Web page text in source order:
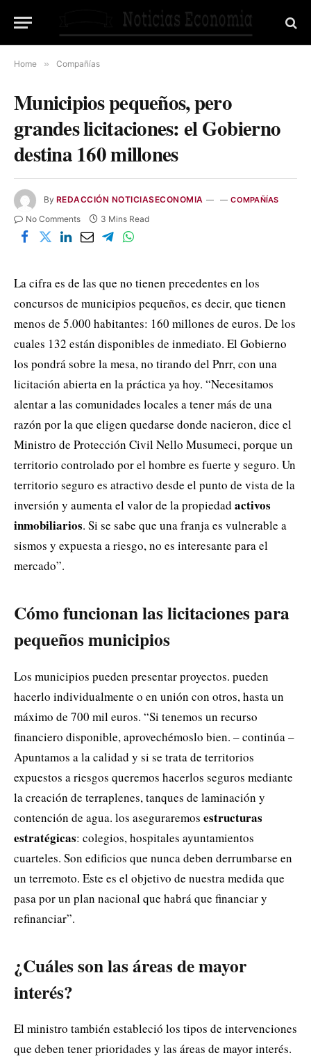
Home » Compañías
Municipios pequeños, pero
grandes licitaciones: el Gobierno
destina 160 millones
By REDACCIÓN NOTICIASECONOMIA COMPAÑÍAS
No Comments 3 Mins Read
La cifra es de las que no tienen precedentes en los
concursos de municipios pequeños, es decir, que tienen
menos de 5.000 habitantes: 160 millones de euros. De los
cuales 132 están disponibles de inmediato. El Gobierno
los pondrá sobre la mesa, no tirando del Pnrr, con una
licitación abierta en la práctica ya hoy. “Necesitamos
alentar a las comunidades locales a tener más de una
razón por la que eligen quedarse donde nacieron, dice el
Ministro de Protección Civil Nello Musumeci, porque un
territorio controlado por el hombre es fuerte y seguro. Un
territorio seguro es atractivo desde el punto de vista de la
inversión y aumenta el valor de la propiedad activos
inmobiliarios. Si se sabe que una franja es vulnerable a
sismos y expuesta a riesgo, no es interesante para el
mercado”.
Cómo funcionan las licitaciones para
pequeños municipios
Los municipios pueden presentar proyectos. pueden
hacerlo individualmente o en unión con otros, hasta un
máximo de 700 mil euros. “Si tenemos un recurso
financiero disponible, aprovechémoslo bien. – continúa –
Apuntamos a la calidad y si se trata de territorios
expuestos a riesgos queremos hacerlos seguros mediante
la creación de terraplenes, tanques de laminación y
contención de agua. los aseguraremos estructuras
estratégicas: colegios, hospitales ayuntamientos
cuarteles. Son edificios que nunca deben derrumbarse en
un terremoto. Este es el objetivo de nuestra medida que
pasa por un plan nacional que habrá que financiar y
refinanciar”.
¿Cuáles son las áreas de mayor
interés?
El ministro también estableció los tipos de intervenciones
que deben tener prioridades y las áreas de mayor interés.